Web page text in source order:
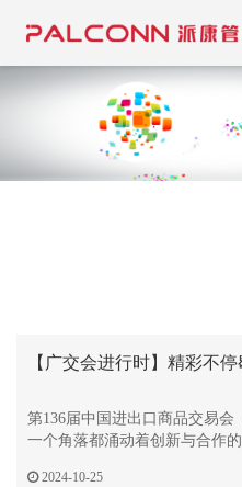
【广交会进行时】精彩不
第136届中国进出口商品交易
一个角落都涌动着创新与合作的
2024-10-25